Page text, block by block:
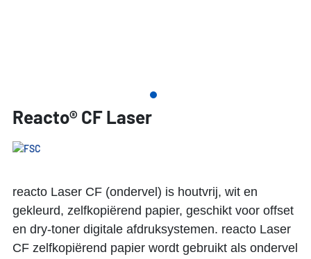
Reacto® CF Laser
reacto Laser CF (ondervel) is houtvrij, wit en
gekleurd, zelfkopiërend papier, geschikt voor offset
en dry-toner digitale afdruksystemen. reacto Laser
CF zelfkopiërend papier wordt gebruikt als ondervel